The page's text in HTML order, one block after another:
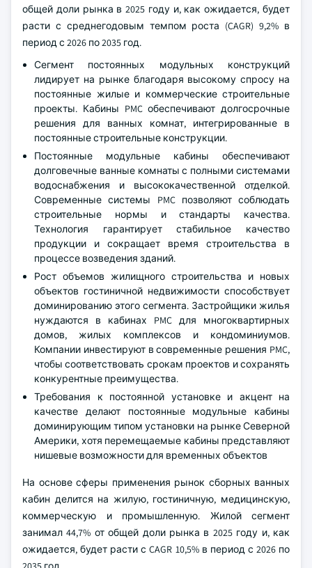
общей доли рынка в 2025 году и, как ожидается, будет
расти с среднегодовым темпом роста (CAGR) 9,2% в
период с 2026 по 2035 год.
Сегмент постоянных модульных конструкций
лидирует на рынке благодаря высокому спросу на
постоянные жилые и коммерческие строительные
проекты. Кабины PMC обеспечивают долгосрочные
решения для ванных комнат, интегрированные в
постоянные строительные конструкции.
Постоянные модульные кабины обеспечивают
долговечные ванные комнаты с полными системами
водоснабжения и высококачественной отделкой.
Современные системы PMC позволяют соблюдать
строительные нормы и стандарты качества.
Технология гарантирует стабильное качество
продукции и сокращает время строительства в
процессе возведения зданий.
Рост объемов жилищного строительства и новых
объектов гостиничной недвижимости способствует
доминированию этого сегмента. Застройщики жилья
нуждаются в кабинах PMC для многоквартирных
домов, жилых комплексов и кондоминиумов.
Компании инвестируют в современные решения PMC,
чтобы соответствовать срокам проектов и сохранять
конкурентные преимущества.
Требования к постоянной установке и акцент на
качестве делают постоянные модульные кабины
доминирующим типом установки на рынке Северной
Америки, хотя перемещаемые кабины представляют
нишевые возможности для временных объектов
На основе сферы применения рынок сборных ванных
кабин делится на жилую, гостиничную, медицинскую,
коммерческую и промышленную. Жилой сегмент
занимал 44,7% от общей доли рынка в 2025 году и, как
ожидается, будет расти с CAGR 10,5% в период с 2026 по